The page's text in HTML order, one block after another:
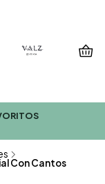
Con Cantos